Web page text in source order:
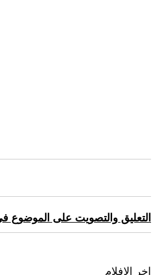
التعليق والتصويت على الموضوع
اخر الافلام